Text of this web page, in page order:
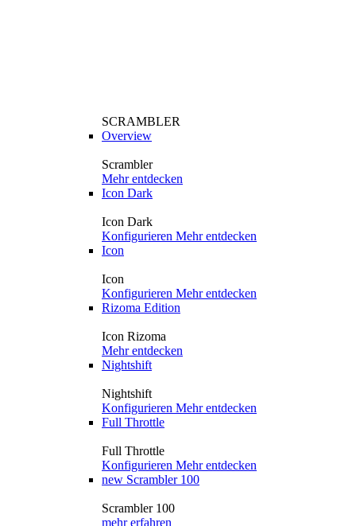
SCRAMBLER
Overview
Scrambler
Mehr entdecken
Icon Dark
Icon Dark
Konfigurieren Mehr entdecken
Icon
Icon
Konfigurieren Mehr entdecken
Rizoma Edition
Icon Rizoma
Mehr entdecken
Nightshift
Nightshift
Konfigurieren Mehr entdecken
Full Throttle
Full Throttle
Konfigurieren Mehr entdecken
new Scrambler 100
Scrambler 100
mehr erfahren